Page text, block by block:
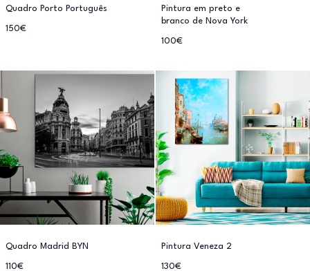
Quadro Porto Português
150€
Pintura em preto e
branco de Nova York
100€
Quadro Madrid BYN
110€
Pintura Veneza 2
130€